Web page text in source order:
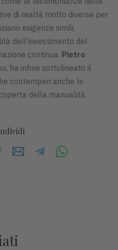
di realtà molto diverse per
esigenze simili,
dell’investimento del
continua. Pietro
ha infine sottolineato il
contemperi anche le
della manualità.